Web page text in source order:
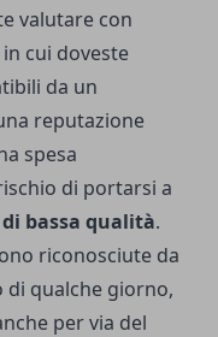
valutare con
in cui doveste
da un
reputazione
spesa
di portarsi a
bassa qualità.
riconosciute da
di qualche giorno,
per via del